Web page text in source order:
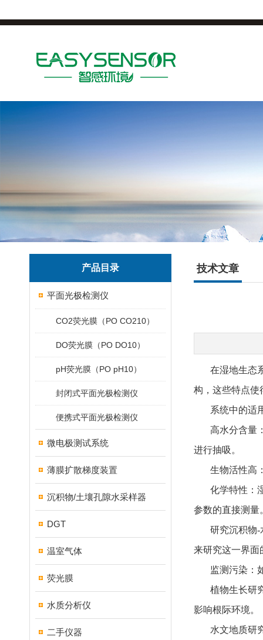
产品目录
平面光极检测仪
CO2荧光膜（PO CO210）
DO荧光膜（PO DO10）
pH荧光膜（PO pH10）
封闭式平面光极检测仪
便携式平面光极检测仪
微电极测试系统
薄膜扩散梯度装置
沉积物/土壤孔隙水采样器
DGT
温室气体
荧光膜
水质分析仪
二手仪器
技术文章
在湿地生态
构，这些特点使
系统中的适
高水分含量
进行抽吸。
生物活性高
化学特性：
参数的直接测量
研究沉积物-
来研究这一界面
监测污染：
植物生长研
影响根际环境。
水文地质研